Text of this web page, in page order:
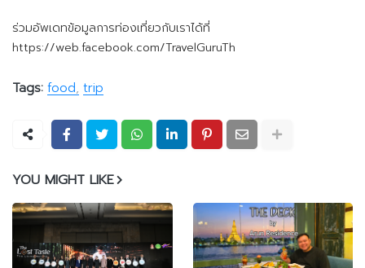
ร่วมอัพเดทข้อมูลการท่องเที่ยวกับเราได้ที่
https://web.facebook.com/TravelGuruTh
Tags: food trip
YOU MIGHT LIKE